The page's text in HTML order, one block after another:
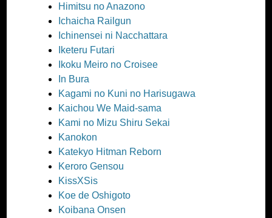
Himitsu no Anazono
Ichaicha Railgun
Ichinensei ni Nacchattara
Iketeru Futari
Ikoku Meiro no Croisee
In Bura
Kagami no Kuni no Harisugawa
Kaichou We Maid-sama
Kami no Mizu Shiru Sekai
Kanokon
Katekyo Hitman Reborn
Keroro Gensou
KissXSis
Koe de Oshigoto
Koibana Onsen